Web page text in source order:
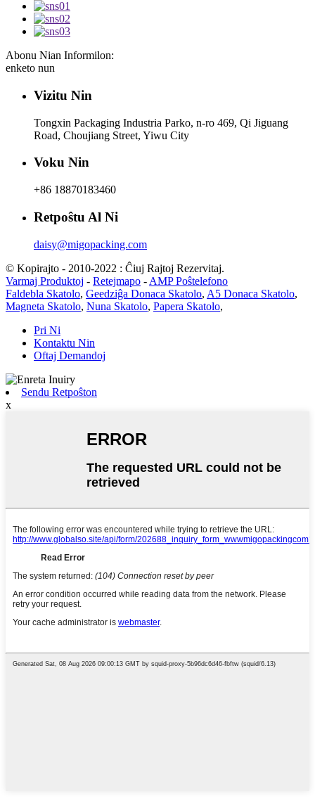
Abonu Nian Informilon:
enketo nun
Vizitu Nin
Tongxin Packaging Industria Parko, n-ro 469, Qi Jiguang
Road, Choujiang Street, Yiwu City
Voku Nin
+86 18870183460
Retpoŝtu Al Ni
daisy@migopacking.com
© Kopirajto - 2010-2022 : Ĉiuj Rajtoj Rezervitaj.
Varmaj Produktoj - Retejmapo - AMP Poŝtelefono
Faldebla Skatolo, Geedziĝa Donaca Skatolo, A5 Donaca Skatolo,
Magneta Skatolo, Nuna Skatolo, Papera Skatolo,
Pri Ni
Kontaktu Nin
Oftaj Demandoj
Sendu Retpoŝton
x